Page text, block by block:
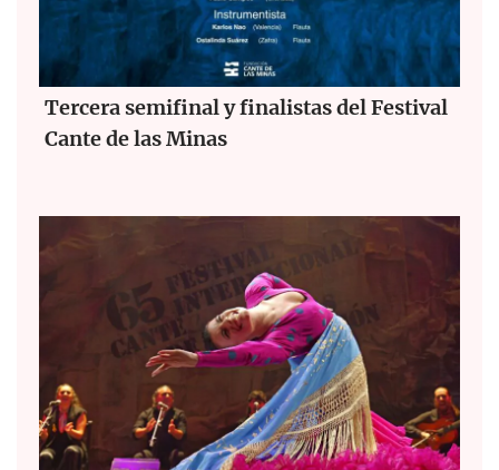
Tercera semifinal y finalistas del Festival
Cante de las Minas